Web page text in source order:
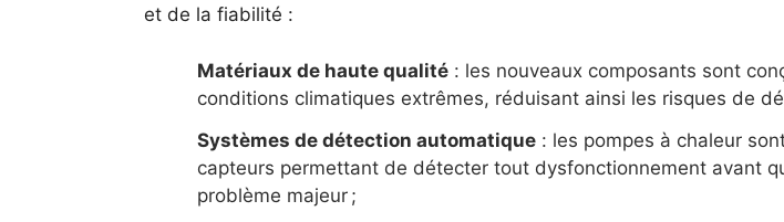
et de la fiabilité :
Matériaux de haute qualité: les nouveaux composants sont
conditions climatiques extrêmes, réduisant ainsi les risques de
Systèmes de détection automatique: les pompes à chaleur
capteurs permettant de détecter tout dysfonctionnement avant
problème majeur ;